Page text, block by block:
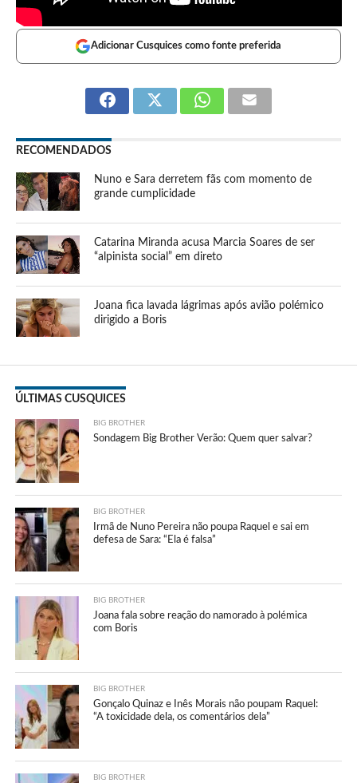
Adicionar Cusquices como fonte preferida
RECOMENDADOS
Nuno e Sara derretem fãs com momento de
grande cumplicidade
Catarina Miranda acusa Marcia Soares de ser
“alpinista social” em direto
Joana fica lavada lágrimas após avião polémico
dirigido a Boris
ÚLTIMAS CUSQUICES
BIG BROTHER
Sondagem Big Brother Verão: Quem quer salvar?
BIG BROTHER
Irmã de Nuno Pereira não poupa Raquel e sai em
defesa de Sara: “Ela é falsa”
BIG BROTHER
Joana fala sobre reação do namorado à polémica
com Boris
BIG BROTHER
Gonçalo Quinaz e Inês Morais não poupam Raquel:
“A toxicidade dela, os comentários dela”
BIG BROTHER